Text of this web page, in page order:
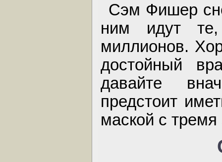
Сэм Фишер
ним идут
миллионов.
достойный
давайте
предстоит
маской с